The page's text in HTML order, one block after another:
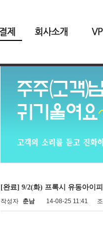
[완료] 9/2(화) 프록시 유동아이
작성자 춘남 14-08-25 11:41